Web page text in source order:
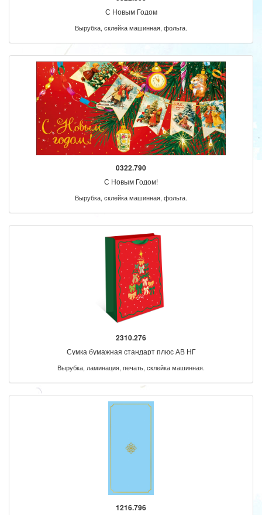
С Новым Годом
Вырубка, склейка машинная, фольга.
0322.790
С Новым Годом!
Вырубка, склейка машинная, фольга.
2310.276
Сумка бумажная стандарт плюс АВ НГ
Вырубка, ламинация, печать, склейка машинная.
1216.796